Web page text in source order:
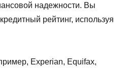
надежности. Вы
рейтинг, используя
Experian, Equifax,